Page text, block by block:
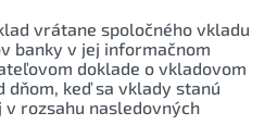
vrátane spoločného vkladu
banky v jej informačnom
doklade o vkladovom
keď sa vklady stanú
rozsahu nasledovných